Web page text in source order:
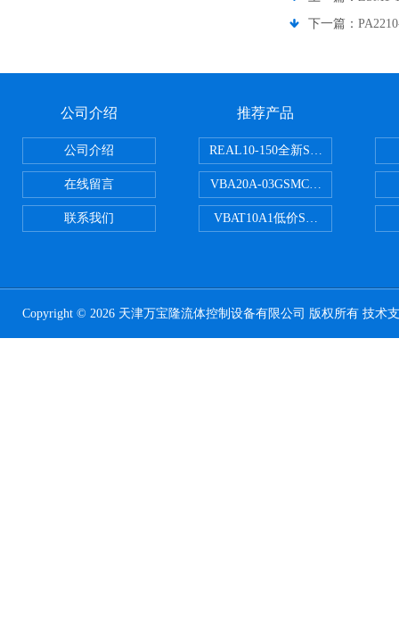
下一篇：
公司介绍
公司介绍
在线留言
联系我们
推荐产品
REAL10-150全新SMC正弦无杆缸
VBA20A-03GSMC增压阀VBA-
VBAT10A1低价SMC储气罐VBAT
Copyright © 2026 天津万宝隆流体控制设备有限公司 版权所有 技术